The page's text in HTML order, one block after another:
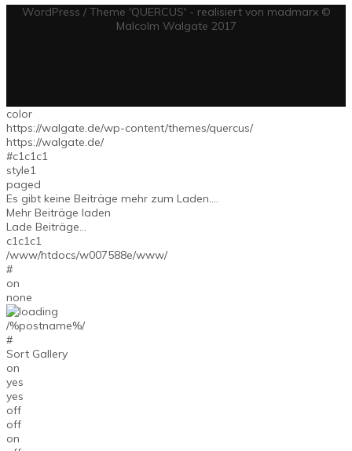
WordPress / Theme 'QUERCUS' - realisiert von madmarx ©
Malcolm Walgate 2017
color
https://walgate.de/wp-content/themes/quercus/
https://walgate.de/
#c1c1c1
style1
paged
Es gibt keine Beiträge mehr zum Laden....
Mehr Beiträge laden
Lade Beiträge...
c1c1c1
/www/htdocs/w007588e/www/
#
on
none
/%postname%/
#
Sort Gallery
on
yes
yes
off
off
on